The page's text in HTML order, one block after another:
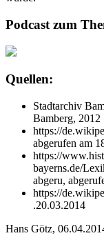
Podcast zum
Quellen:
Stadtarchiv
Bamberg, 2012
https://
abgerufen am
https://
bayerns.de/
abgeru,
https://
.20.03.2014
Hans Götz,